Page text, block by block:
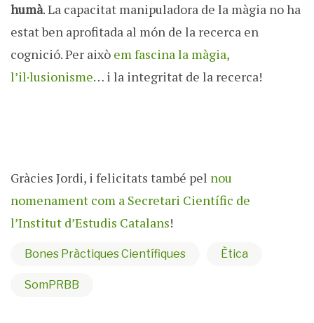
humà. La capacitat manipuladora de la màgia no ha
estat ben aprofitada al món de la recerca en
cognició. Per això em fascina la màgia,
l’il·lusionisme… i la integritat de la recerca!
Gràcies Jordi, i felicitats també pel nou
nomenament com a Secretari Científic de
l’Institut d’Estudis Catalans!
Bones Pràctiques Científiques Ètica
SomPRBB